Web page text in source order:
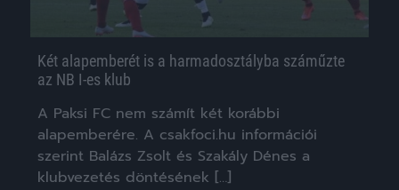
Két alapemberét is a harmadosztályba száműzte
az NB I-es klub
A Paksi FC nem számít két korábbi
alapemberére. A csakfoci.hu információi
szerint Balázs Zsolt és Szakály Dénes a
klubvezetés döntésének […]